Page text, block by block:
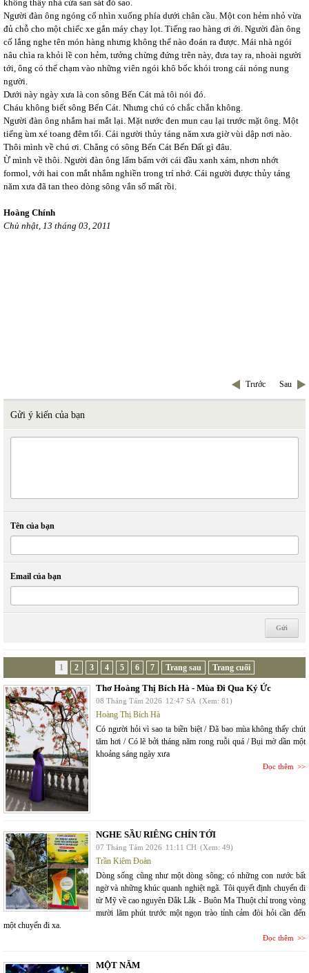
không thấy nhà cửa san sát đó sao.
Người đàn ông ngóng cổ nhìn xuống phía dưới chân cầu. Một con hẻm nhỏ vừa
đủ chỗ cho một chiếc xe gắn máy chạy lọt. Tiếng rao hàng ơi ới. Người đàn ông
cố lắng nghe tên món hàng nhưng không thể nào đoán ra được. Mái nhà ngói
nâu chìa ra khỏi lề con hẻm, tưởng chừng đứng trên này, đưa tay ra, nhoài người
tới, ông có thể chạm vào những viên ngói khô bốc khói trong cái nóng nung
người.
Dưới này ngày xưa là con sông Bến Cát mà tôi nói đó.
Cháu không biết sông Bến Cát. Nhưng chú có chắc chắn không.
Người đàn ông nhắm hai mắt lại. Mặt nước đen mun cau lại trước mặt ông. Một
tiếng ùm xé toang đêm tối. Cái người thủy táng năm xưa giờ vùi dập nơi nào.
Thôi mình về chú ơi. Chẳng có sông Bến Cát Bến Đất gì đâu.
Ừ mình về thôi. Người đàn ông lẩm bẩm với cái đầu xanh xám, nhơn nhớt
formol, với hai con mắt nhắm nghiền trong trí nhớ. Cái người được thủy táng
năm xưa đã tan theo dòng sông vắn số mất rồi.
Hoàng Chính
Chủ nhật, 13 tháng 03, 2011
Trước Sau
Gửi ý kiến của bạn
Tên của bạn
Email của bạn
1 2 3 4 5 6 7 Trang sau Trang cuối
Thơ Hoàng Thị Bích Hà - Mùa Đi Qua Ký Ức
08 Tháng Tám 2026 12:47 SA (Xem: 81)
Hoàng Thị Bích Hà
Có người hỏi vì sao ta biền biệt / Đã bao mùa không thấy chút
tăm hơi / Có lẽ bởi tháng năm rong ruỗi quá / Bụi mờ dần một
khoảng sáng ngày xưa
Đọc thêm
NGHE SẦU RIÊNG CHÍN TỚI
07 Tháng Tám 2026 11:11 CH (Xem: 49)
Trần Kiêm Đoàn
Dòng sống cũng như một dòng sông; có những con nước bất
ngờ và những khúc quanh nghiệt ngã. Tôi quyết định chuyến đi
từ Mỹ về cao nguyên Đắk Lắk - Buôn Ma Thuột chỉ trong vòng
mười lăm phút trước một ngọn trào tỉnh cảm đòi hỏi cần đến
một chuyến đi xa.
Đọc thêm
MỘT NĂM